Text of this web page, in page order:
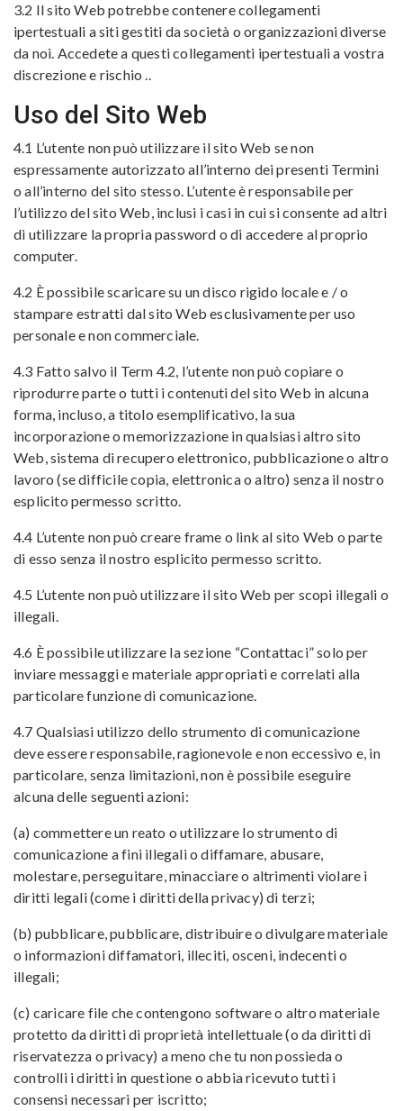
3.2 Il sito Web potrebbe contenere collegamenti
ipertestuali a siti gestiti da società o organizzazioni diverse
da noi. Accedete a questi collegamenti ipertestuali a vostra
discrezione e rischio ..
Uso del Sito Web
4.1 L’utente non può utilizzare il sito Web se non
espressamente autorizzato all’interno dei presenti Termini
o all’interno del sito stesso. L’utente è responsabile per
l’utilizzo del sito Web, inclusi i casi in cui si consente ad altri
di utilizzare la propria password o di accedere al proprio
computer.
4.2 È possibile scaricare su un disco rigido locale e / o
stampare estratti dal sito Web esclusivamente per uso
personale e non commerciale.
4.3 Fatto salvo il Term 4.2, l’utente non può copiare o
riprodurre parte o tutti i contenuti del sito Web in alcuna
forma, incluso, a titolo esemplificativo, la sua
incorporazione o memorizzazione in qualsiasi altro sito
Web, sistema di recupero elettronico, pubblicazione o altro
lavoro (se difficilecopia, elettronica o altro) senza il nostro
esplicito permesso scritto.
4.4 L’utente non può creare frame o link al sito Web o parte
di esso senza il nostro esplicito permesso scritto.
4.5 L’utente non può utilizzare il sito Web per scopi illegali o
illegali.
4.6 È possibile utilizzare la sezione “Contattaci” solo per
inviare messaggi e materiale appropriati e correlati alla
particolare funzione di comunicazione.
4.7 Qualsiasi utilizzo dello strumento di comunicazione
deve essere responsabile, ragionevole e non eccessivo e, in
particolare, senza limitazioni, non è possibile eseguire
alcuna delle seguenti azioni:
(a) commettere un reato o utilizzare lo strumento di
comunicazione a fini illegali o diffamare, abusare,
molestare, perseguitare, minacciare o altrimenti violare i
diritti legali (come i diritti della privacy) di terzi;
(b) pubblicare, pubblicare, distribuire o divulgare materiale
o informazioni diffamatori, illeciti, osceni, indecenti o
illegali;
(c) caricare file che contengono software o altro materiale
protetto da diritti di proprietà intellettuale (o da diritti di
riservatezza o privacy) a meno che tu non possieda o
controlli i diritti in questione o abbia ricevuto tutti i
consensi necessari per iscritto;